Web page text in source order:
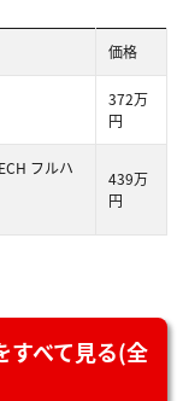
価格
372万
円
フルハ
439万
円
すべて見る(全